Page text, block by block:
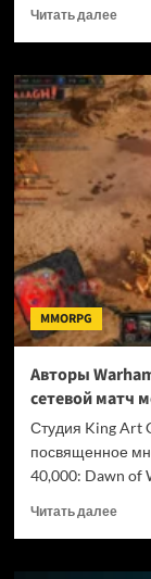
Читать далее
STAR
LEAP
аниме-
и
базы
MMORPG
Авторы
сетевой матч
Студия King Art
посвященное
40,000: Dawn of
Читать далее